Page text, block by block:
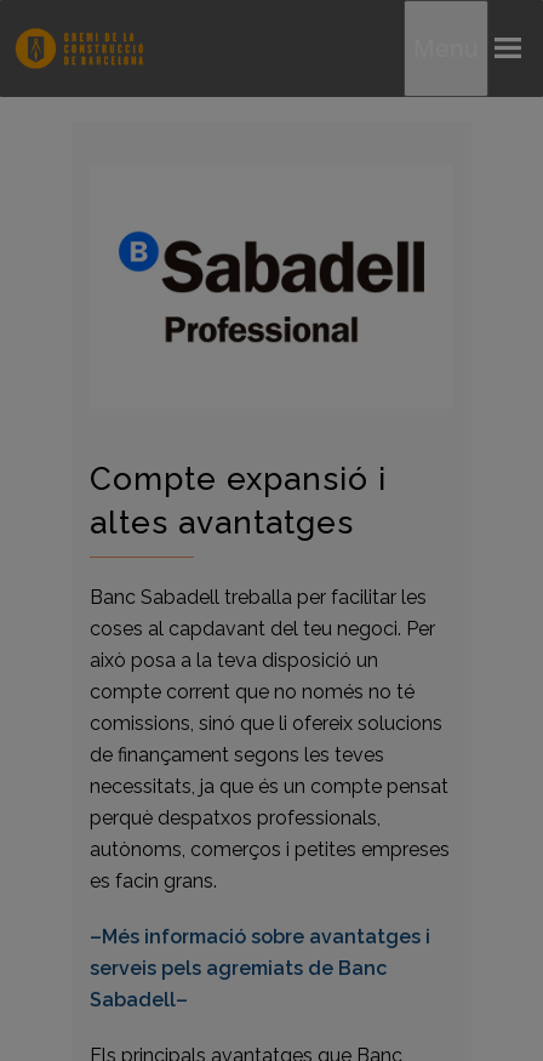
Compte expansió i
altes avantatges
Banc Sabadell treballa per facilitar les
coses al capdavant del teu negoci. Per
això posa a la teva disposició un
compte corrent que no només no té
comissions, sinó que li ofereix solucions
de finançament segons les teves
necessitats, ja que és un compte pensat
perquè despatxos professionals,
autònoms, comerços i petites empreses
es facin grans.
–Més informació sobre avantatges i
serveis pels agremiats de Banc
Sabadell–
Els principals avantatges que Banc